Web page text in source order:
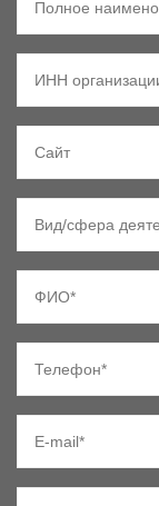
ИНН организации*
Сайт
Вид/сфера
ФИО
Телефон
E-mail
Город